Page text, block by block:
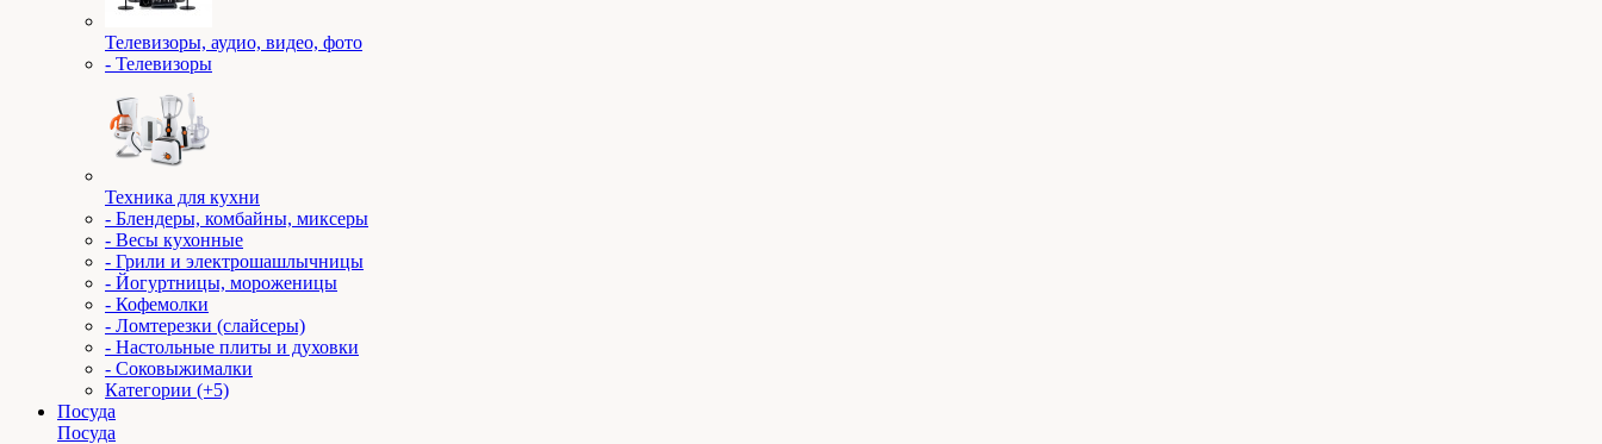
Телевизоры, аудио, видео, фото
- Телевизоры
Техника для кухни
- Блендеры, комбайны, миксеры
- Весы кухонные
- Грили и электрошашлычницы
- Йогуртницы, мороженицы
- Кофемолки
- Ломтерезки (слайсеры)
- Настольные плиты и духовки
- Соковыжималки
Категории (+5)
Посуда
Посуда